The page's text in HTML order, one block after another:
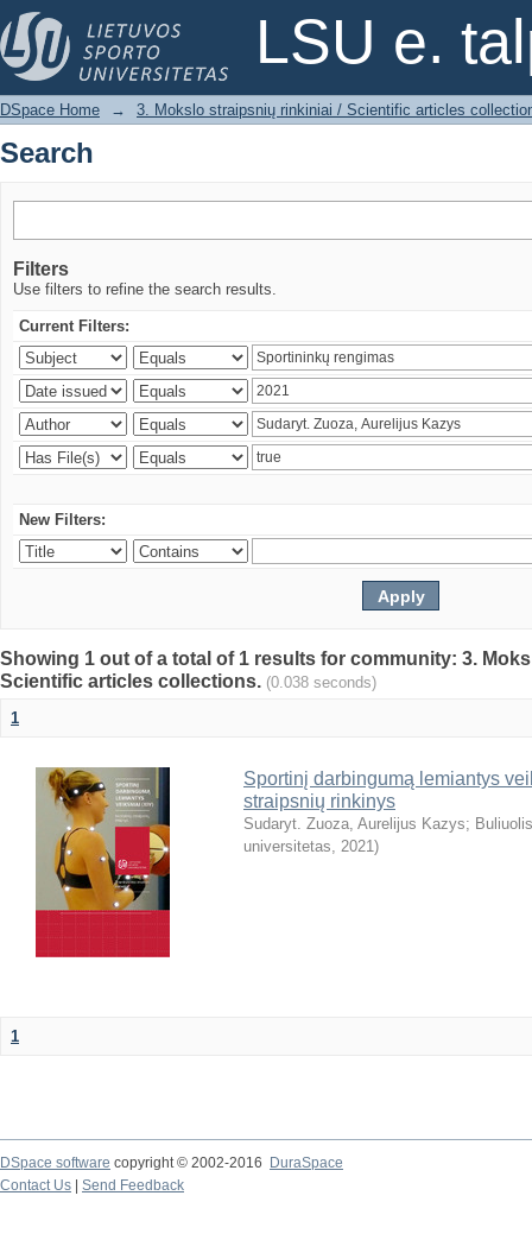
LSU e.
Search
DSpace Home → 3. Mokslo straipsnių rinkiniai / Scientific articles
Search
Filters
Use filters to refine the search results.
Current Filters:
New Filters:
Showing 1 out of a total of 1 results for community: 3.
Scientific articles collections. (0.038 seconds)
1
Sportinį darbingumą lemiantys
straipsnių rinkinys
Sudaryt. Zuoza, Aurelijus Kazys;
universitetas, 2021)
1
DSpace software copyright © 2002-2016
DuraSpace
Contact Us
Send Feedback